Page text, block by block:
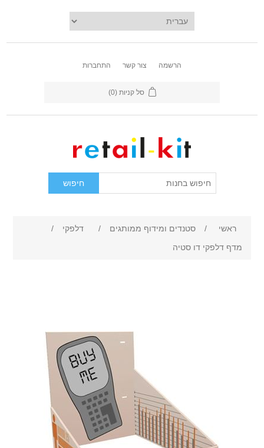
הרשמה צור קשר התחברות
סל קניות (0)
ראשי / סטנדים ומידוף ממותגים / דלפקי
/
מדף דלפקי דו סטיה